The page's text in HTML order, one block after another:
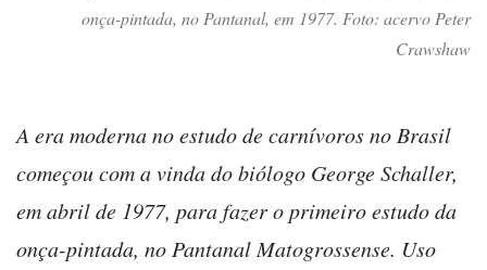
onça-pintada, no Pantanal, em 1977. Foto: acervo Peter
Crawshaw
A era moderna no estudo de carnívoros no Brasil
começou com a vinda do biólogo George Schaller,
em abril de 1977, para fazer o primeiro estudo da
onça-pintada, no Pantanal Matogrossense. Uso